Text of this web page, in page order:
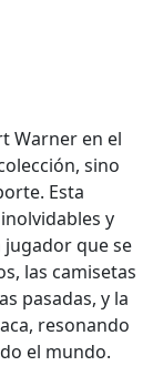
Warner en el
sino
Esta
y
que se
las camisetas
pasadas, y la
resonando
el mundo.